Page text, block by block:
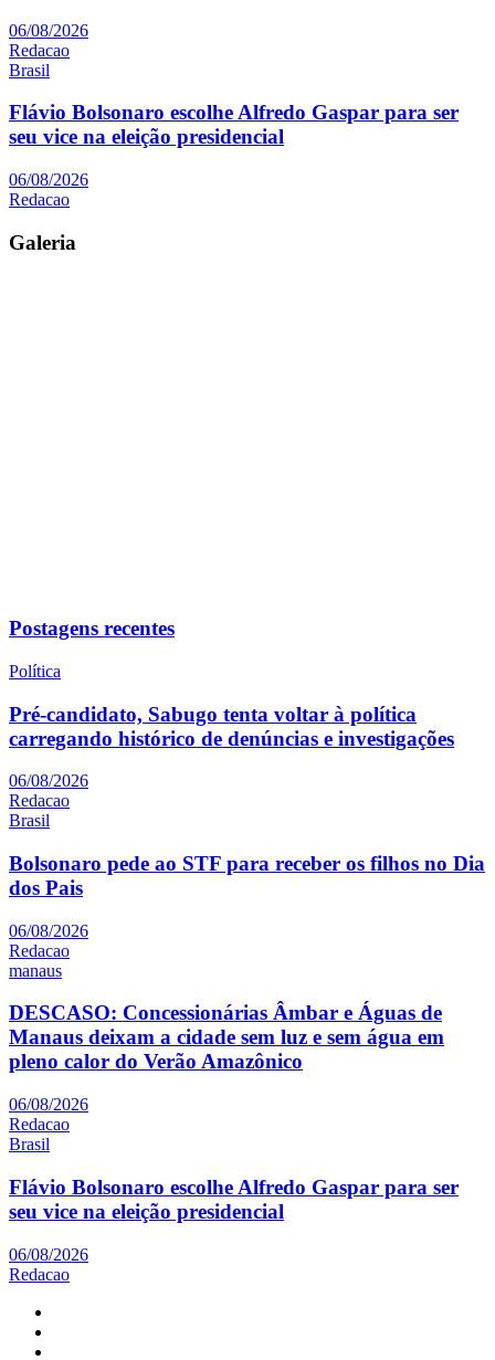
06/08/2026
Redacao
Brasil
Flávio Bolsonaro escolhe Alfredo Gaspar para ser
seu vice na eleição presidencial
06/08/2026
Redacao
Galeria
Postagens recentes
Política
Pré-candidato, Sabugo tenta voltar à política
carregando histórico de denúncias e investigações
06/08/2026
Redacao
Brasil
Bolsonaro pede ao STF para receber os filhos no Dia
dos Pais
06/08/2026
Redacao
manaus
DESCASO: Concessionárias Âmbar e Águas de
Manaus deixam a cidade sem luz e sem água em
pleno calor do Verão Amazônico
06/08/2026
Redacao
Brasil
Flávio Bolsonaro escolhe Alfredo Gaspar para ser
seu vice na eleição presidencial
06/08/2026
Redacao